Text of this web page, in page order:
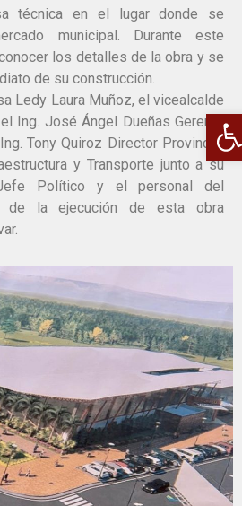
técnica en el lugar donde se
municipal. Durante este
los detalles de la obra y se
de su construcción.
Ledy Laura Muñoz, el vicealcalde
Ing. José Ángel Dueñas Gerente
Tony Quiroz Director Provincial
y Transporte junto a su
Político y el personal del
de la ejecución de esta obra